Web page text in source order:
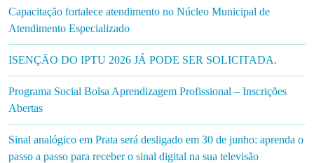
Capacitação fortalece atendimento no Núcleo Municipal de
Atendimento Especializado
ISENÇÃO DO IPTU 2026 JÁ PODE SER SOLICITADA.
Programa Social Bolsa Aprendizagem Profissional – Inscrições
Abertas
Sinal analógico em Prata será desligado em 30 de junho: aprenda o
passo a passo para receber o sinal digital na sua televisão